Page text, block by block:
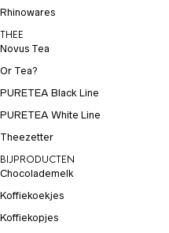
Rhinowares
THEE
Novus Tea
Or Tea?
PURETEA Black Line
PURETEA White Line
Theezetter
BIJPRODUCTEN
Chocolademelk
Koffiekoekjes
Koffiekopjes